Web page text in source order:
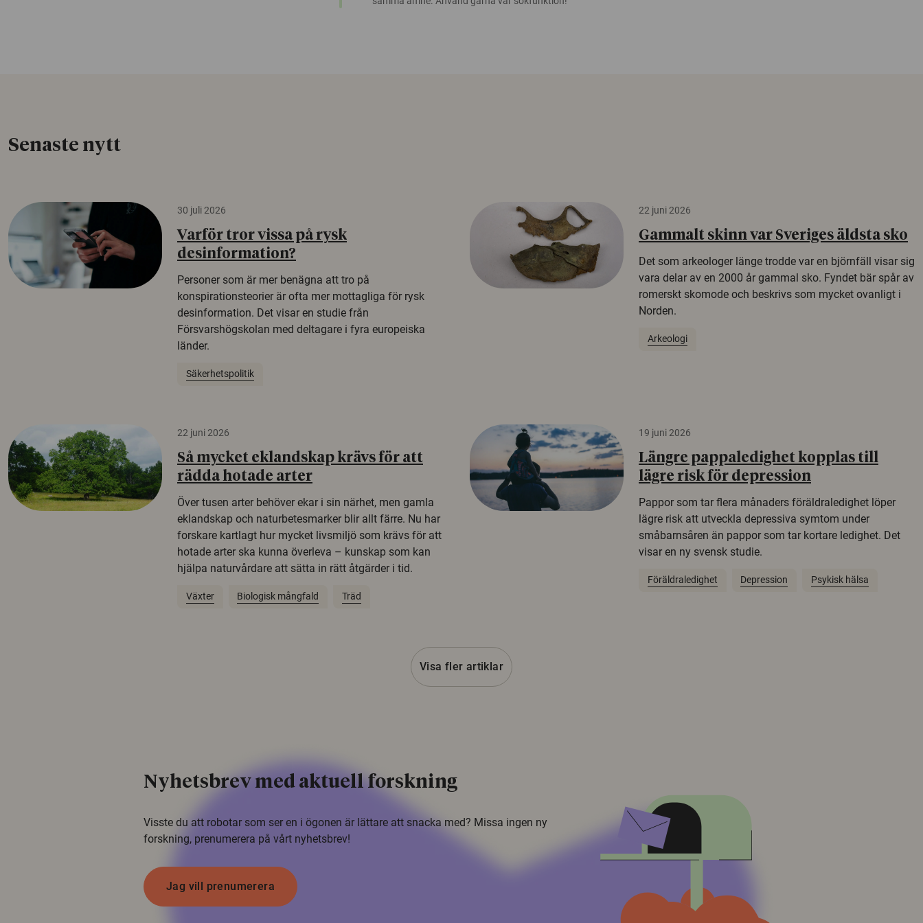
Senaste nytt
30 juli 2026
Varför tror vissa på rysk
desinformation?
Personer som är mer benägna att tro på
konspirationsteorier är ofta mer mottagliga för rysk
desinformation. Det visar en studie från
Försvarshögskolan med deltagare i fyra europeiska
länder.
Säkerhetspolitik
22 juni 2026
Gammalt skinn var Sveriges äldsta sko
Det som arkeologer länge trodde var en björnfäll visar sig
vara delar av en 2000 år gammal sko. Fyndet bär spår av
romerskt skomode och beskrivs som mycket ovanligt i
Norden.
Arkeologi
22 juni 2026
Så mycket eklandskap krävs för att
rädda hotade arter
Över tusen arter behöver ekar i sin närhet, men gamla
eklandskap och naturbetesmarker blir allt färre. Nu har
forskare kartlagt hur mycket livsmiljö som krävs för att
hotade arter ska kunna överleva – kunskap som kan
hjälpa naturvårdare att sätta in rätt åtgärder i tid.
Växter Biologisk mångfald Träd
19 juni 2026
Längre pappaledighet kopplas till
lägre risk för depression
Pappor som tar flera månaders föräldraledighet löper
lägre risk att utveckla depressiva symtom under
småbarnsåren än pappor som tar kortare ledighet. Det
visar en ny svensk studie.
Föräldraledighet Depression Psykisk hälsa
Visa fler artiklar
Nyhetsbrev med aktuell forskning
Visste du att robotar som ser en i ögonen är lättare att snacka med? Missa ingen ny
forskning, prenumerera på vårt nyhetsbrev!
Jag vill prenumerera